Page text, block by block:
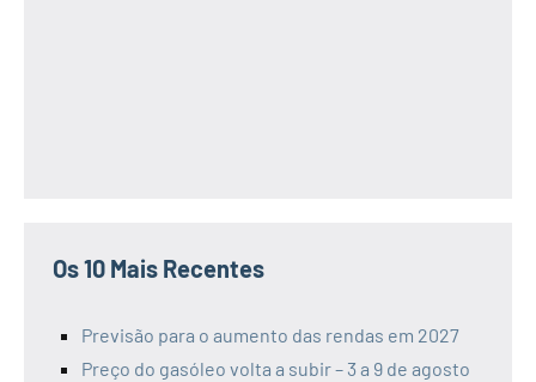
Os 10 Mais Recentes
Previsão para o aumento das rendas em 2027
Preço do gasóleo volta a subir – 3 a 9 de agosto